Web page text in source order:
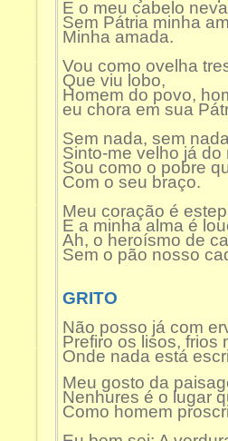
E o meu cabelo neva
Sem Pátria minha
Minha amada.
Vou como ovelha
Que viu lobo,
Homem do povo,
eu chora em sua
Sem nada, sem
Sinto-me velho já
Sou como o pobre
Com o seu braço.
Meu coração é
E a minha alma é
Ah, o heroísmo de
Sem o pão nosso
GRITO
Não posso já com
Prefiro os lisos, frios
Onde nada está
Meu gosto da
Nenhures é o lugar
Como homem